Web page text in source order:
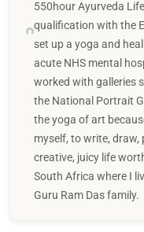
550hour Ayurveda
qualification with the
set up a yoga and
acute NHS mental
worked with galleries
the National Portrait
the yoga of art
myself, to write, draw,
creative, juicy life
South Africa where I
Guru Ram Das family.